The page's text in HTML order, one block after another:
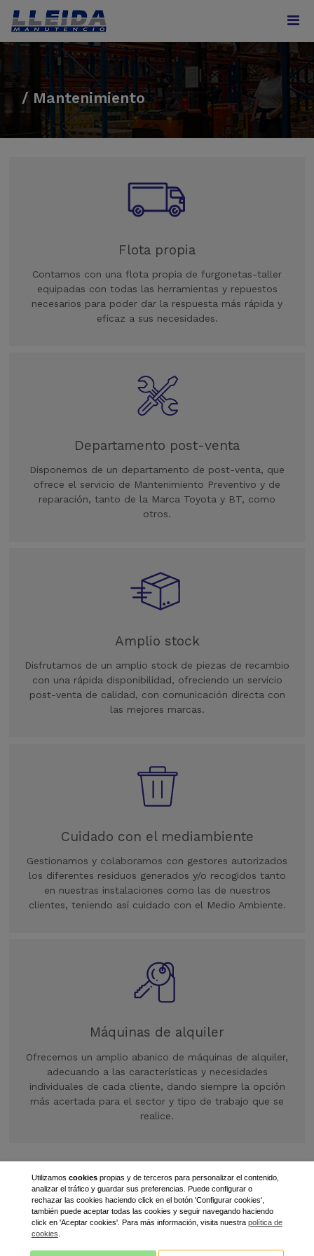
/ Mantenimiento
Flota propia
Contamos con una flota propia de furgonetas-taller
equipadas con todas las herramientas y repuestos
necesarios para poder dar la respuesta más rápida y
eficaz a sus necesidades.
Departamento post-venta
Disponemos de un departamento de post-venta, que
ofrece el servicio de Mantenimiento Preventivo y de
reparación, tanto de la Marca Toyota y BT, como
otros.
Amplio stock
Disfrutamos de un amplio stock de piezas de recambio
con una rápida disponibilidad, ofreciendo un servicio
post-venta de calidad, con comunicación directa con
las mejores marcas.
Cuidado con el mediambiente
Gestionamos y colaboramos con gestores autorizados
los diferentes residuos generados y/o recogidos tanto
en nuestras instalaciones como las de nuestros
clientes, teniendo así cuidado con el Medio Ambiente.
Máquinas de alquiler
Ofrecemos un amplio abanico de máquinas de alquiler,
adecuando a las características y necesidades
individuales de cada cliente, dando siempre la opción
más acertada para el sector y tipo de trabajo que se
realice.
Utilizamos cookiespropias y de terceros para personalizar el contenido,
analizar el tráfico y guardar sus preferencias. Puede configurar o
rechazar las cookies haciendo click en el botón 'Configurar cookies',
también puede aceptar todas las cookies y seguir navegando haciendo
click en 'Aceptar cookies'. Para más información, visita nuestra política de
cookies